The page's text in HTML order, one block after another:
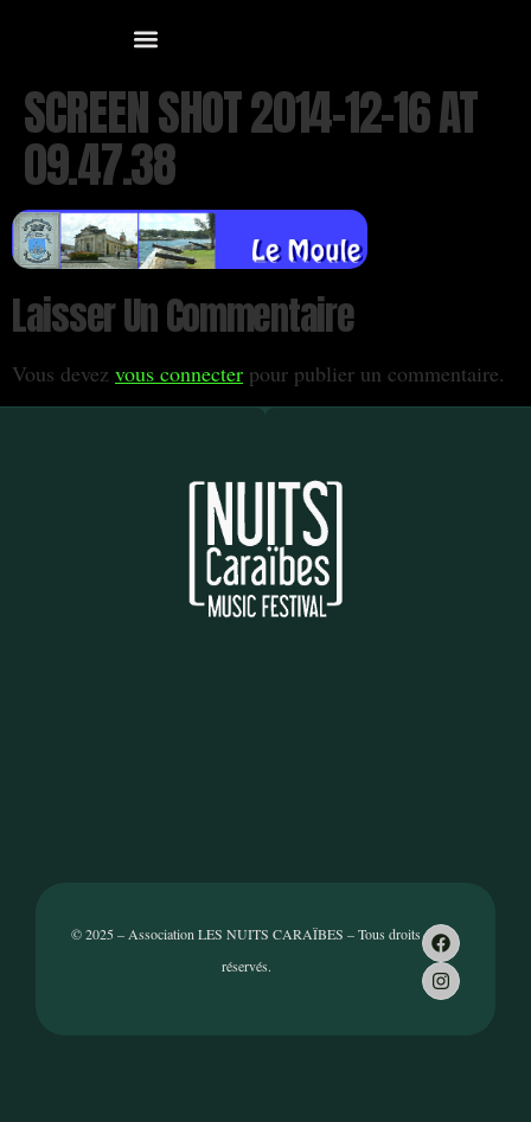
SCREEN SHOT 2014-12-16 AT
09.47.38
Laisser Un Commentaire
Vous devez vous connecter pour publier un commentaire.
© 2025 – Association LES NUITS CARAÏBES – Tous droits
réservés.